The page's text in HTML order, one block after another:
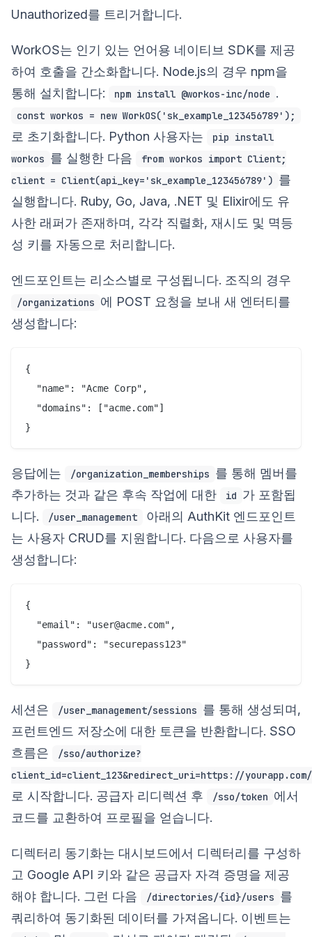
Unauthorized를 트리거합니다.
WorkOS는 인기 있는 언어용 네이티브 SDK를 제공
하여 호출을 간소화합니다. Node.js의 경우 npm을
통해 설치합니다:
npm install @workos-inc/node .
const workos = new WorkOS('sk_example_123456789');
로 초기화합니다. Python 사용자는
pip install
workos 를 실행한 다음
from workos import Client;
client = Client(api_key='sk_example_123456789') 를
실행합니다. Ruby, Go, Java, .NET 및 Elixir에도 유
사한 래퍼가 존재하며, 각각 직렬화, 재시도 및 멱등
성 키를 자동으로 처리합니다.
엔드포인트는 리소스별로 구성됩니다. 조직의 경우
/organizations 에 POST 요청을 보내 새 엔터티를
생성합니다:
{
  "name": "Acme Corp",
  "domains": ["acme.com"]
응답에는 /organization_memberships 를 통해 멤버를
추가하는 것과 같은 후속 작업에 대한
id 가 포함됩
니다.
/user_management
아래의 AuthKit 엔드포인트
는 사용자 CRUD를 지원합니다. 다음으로 사용자를
생성합니다:
{
  "email": "user@acme.com",
  "password": "securepass123"
세션은 /user_management/sessions 를 통해 생성되며,
프런트엔드 저장소에 대한 토큰을 반환합니다. SSO
흐름은
/sso/authorize?
client_id=client_123&redirect_uri=https://
로 시작합니다. 공급자 리디렉션 후 /sso/token 에서
코드를 교환하여 프로필을 얻습니다.
디렉터리 동기화는 대시보드에서 디렉터리를 구성하
고 Google API 키와 같은 공급자 자격 증명을 제공
해야 합니다. 그런 다음
/directories/{id}/users 를
쿼리하여 동기화된 데이터를 가져옵니다. 이벤트는